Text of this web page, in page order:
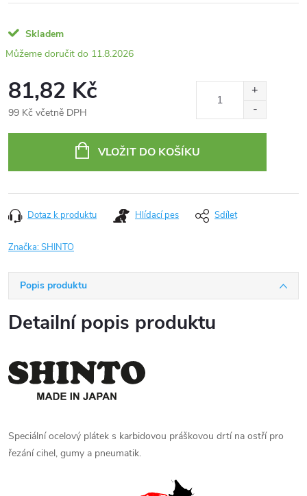
Skladem
11.8.2026
81,82 Kč
99 Kč včetně DPH
VLOŽIT DO KOŠÍKU
Dotaz k produktu Hlídací pes Sdílet
Značka:SHINTO
Popis produktu
Detailní popis produktu
Speciální ocelový plátek s karbidovou práškovou drtí na ostří pro
řezání cihel, gumy a pneumatik.